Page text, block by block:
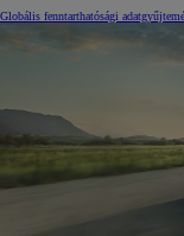
Globális fenntarthatósági